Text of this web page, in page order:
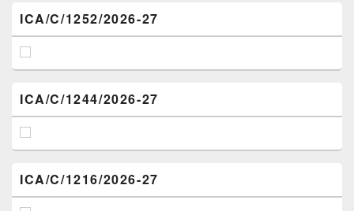
ICA/C/1252/2026-27
ICA/C/1244/2026-27
ICA/C/1216/2026-27